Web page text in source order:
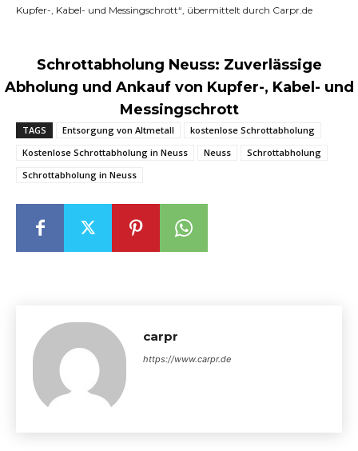
Kupfer-, Kabel- und Messingschrott“, übermittelt durch Carpr.de
Schrottabholung Neuss: Zuverlässige
Abholung und Ankauf von Kupfer-, Kabel- und
Messingschrott
TAGS Entsorgung von Altmetall
kostenlose Schrottabholung
Kostenlose Schrottabholung in Neuss
Neuss
Schrottabholung
Schrottabholung in Neuss
carpr
https://www.carpr.de